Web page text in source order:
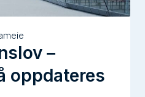
–
oppdateres